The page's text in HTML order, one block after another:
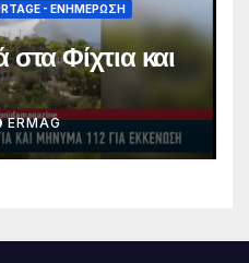
- EΝΗΜΈΡΩΣΗ
Φίχτια και
ERMAG